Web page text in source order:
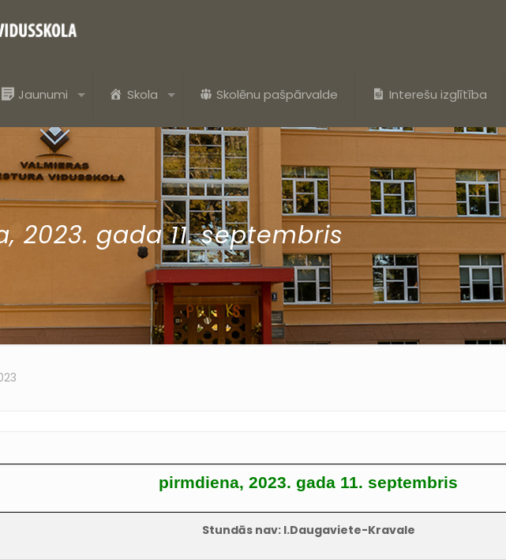
Jaunumi Skola Skolēnu pašpārvalde Interešu izglītība
2023. gada 11. septembris
pirmdiena, 2023. gada 11. septembris
Stundās nav: I.Daugaviete-Kravale